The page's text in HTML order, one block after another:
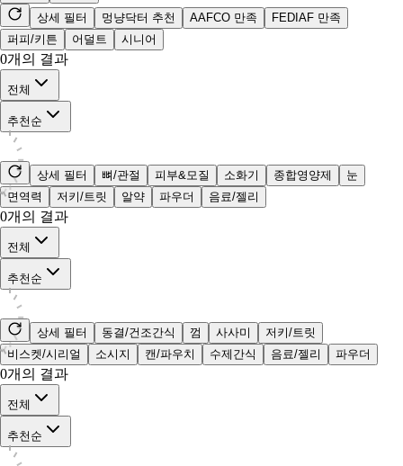
상세 필터
멍냥닥터 추천 AAFCO 만족
FEDIAF 만족
퍼피/키튼
어덜트 시니어
0개의 결과
전체
추천순
상세 필터 뼈/관절 피부&모질 소화기 종합영양제
눈
면역력
저키/트릿 알약 파우더 음료/젤리
0개의 결과
전체
추천순
상세 필터 동결/건조간식 껌 사사미
저키/트릿
비스켓/시리얼
소시지 캔/파우치 수제간식 음료/젤리 파우더
0개의 결과
전체
추천순